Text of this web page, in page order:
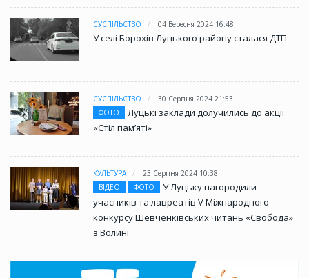
СУСПІЛЬСТВО 04 Вересня 2024 16:48
У селі Борохів Луцького району сталася ДТП
СУСПІЛЬСТВО
30 Серпня 2024 21:53
ФОТО
Луцькі заклади долучились до акції
«Стіл памʼяті»
КУЛЬТУРА
23 Серпня 2024 10:38
ВІДЕО
ФОТО
У Луцьку нагородили
учасників та лавреатів V Міжнародного
конкурсу Шевченківських читань «Свобода»
з Волині